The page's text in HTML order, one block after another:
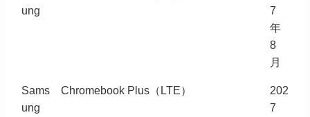
ung
7
年
8
月
Sams
ung
Chromebook Plus（LTE）
202
7